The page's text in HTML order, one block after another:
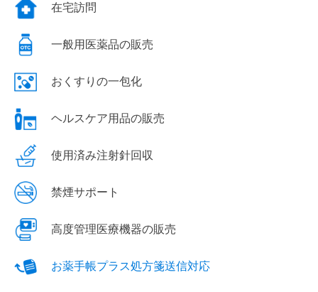
在宅訪問
一般用医薬品の販売
おくすりの一包化
ヘルスケア用品の販売
使用済み注射針回収
禁煙サポート
高度管理医療機器の販売
お薬手帳プラス処方箋送信対応